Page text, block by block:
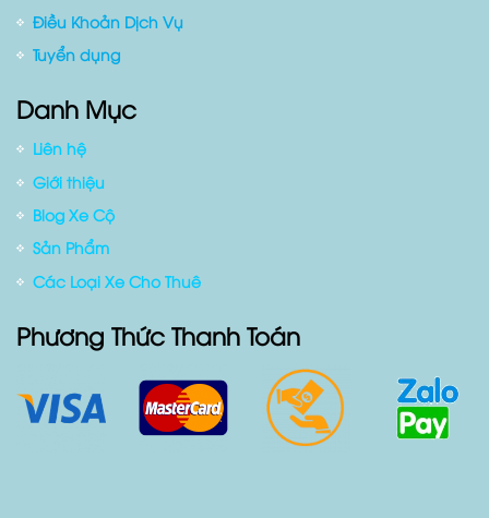
Điều Khoản Dịch Vụ
Tuyển dụng
Danh Mục
Liên hệ
Giới thiệu
Blog Xe Cộ
Sản Phẩm
Các Loại Xe Cho Thuê
Phương Thức Thanh Toán